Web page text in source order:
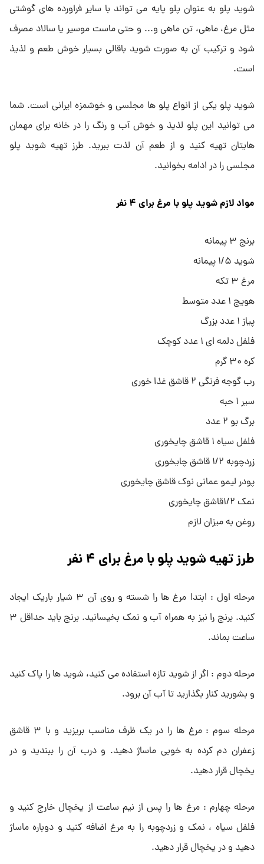
شوید پلو به عنوان پلو پایه می تواند با سایر فراورده های گوشتی
مثل مرغ، ماهی، تن ماهی و... و حتی ماست موسیر یا سالاد مصرف
شود و ترکیب آن به صورت شوید باقالی بسیار خوش طعم و لذیذ
است.
شوید پلو یکی از انواع پلو ها مجلسی و خوشمزه ایرانی است. شما
می توانید این پلو لذیذ و خوش آب و رنگ را در خانه برای مهمان
هایتان تهیه کنید و از طعم آن لذت ببرید. طرز تهیه شوید پلو
مجلسی را در ادامه بخوانید.
مواد لازم شوید پلو با مرغ برای ۴ نفر
برنج ۳ پیمانه
شوید ۱/۵ پیمانه
مرغ ۳ تکه
هویج ۱ عدد متوسط
پیاز ۱ عدد بزرگ
فلفل دلمه ای ۱ عدد کوچک
کره ۳۰ گرم
رب گوجه فرنگی ۲ قاشق غذا خوری
سیر ۱ حبه
برگ بو ۲ عدد
فلفل سیاه ۱ قاشق چایخوری
زردچوبه ۱/۲ قاشق چایخوری
پودر لیمو عمانی نوک قاشق چایخوری
نمک ۱/۲قاشق چایخوری
روغن به میزان لازم
طرز تهیه شوید پلو با مرغ برای ۴ نفر
مرحله اول : ابتدا مرغ ها را شسته و روی آن ۳ شیار باریک ایجاد
کنید. برنج را نیز به همراه آب و نمک بخیسانید. برنج باید حداقل ۳
ساعت بماند.
مرحله دوم : اگر از شوید تازه استفاده می کنید، شوید ها را پاک کنید
و بشورید کنار بگذارید تا آب آن برود.
مرحله سوم : مرغ ها را در یک ظرف مناسب بریزید و با ۳ قاشق
زعفران دم کرده به خوبی ماساژ دهید. و درب آن را ببندید و در
یخچال قرار دهید.
مرحله چهارم : مرغ ها را پس از نیم ساعت از یخچال خارج کنید و
فلفل سیاه ، نمک و زردچوبه را به مرغ اضافه کنید و دوباره ماساژ
دهید و در یخچال قرار دهید.